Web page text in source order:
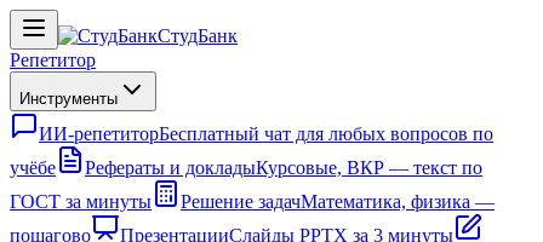
СтудБанк
Репетитор
Инструменты
ИИ-репетиторБесплатный чат для любых вопросов по
учёбе
Рефераты и докладыКурсовые, ВКР — текст по
ГОСТ за минуты
Решение задачМатематика, физика —
пошагово
ПрезентацииСлайды PPTX за 3 минуты